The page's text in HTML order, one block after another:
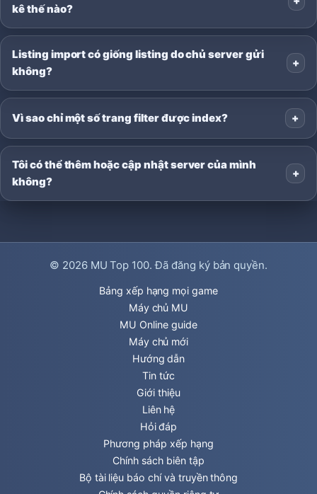
kê thế nào?
Listing import có giống listing do chủ server gửi
không?
Vì sao chỉ một số trang filter được index?
Tôi có thể thêm hoặc cập nhật server của mình
không?
© 2026 MU Top 100. Đã đăng ký bản quyền.
Bảng xếp hạng mọi game
Máy chủ MU
MU Online guide
Máy chủ mới
Hướng dẫn
Tin tức
Giới thiệu
Liên hệ
Hỏi đáp
Phương pháp xếp hạng
Chính sách biên tập
Bộ tài liệu báo chí và truyền thông